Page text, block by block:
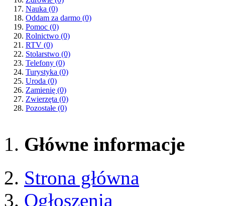
Nauka (0)
Oddam za darmo (0)
Pomoc (0)
Rolnictwo (0)
RTV (0)
Stolarstwo (0)
Telefony (0)
Turystyka (0)
Uroda (0)
Zamienię (0)
Zwierzęta (0)
Pozostałe (0)
Główne informacje
Strona główna
Ogłoszenia